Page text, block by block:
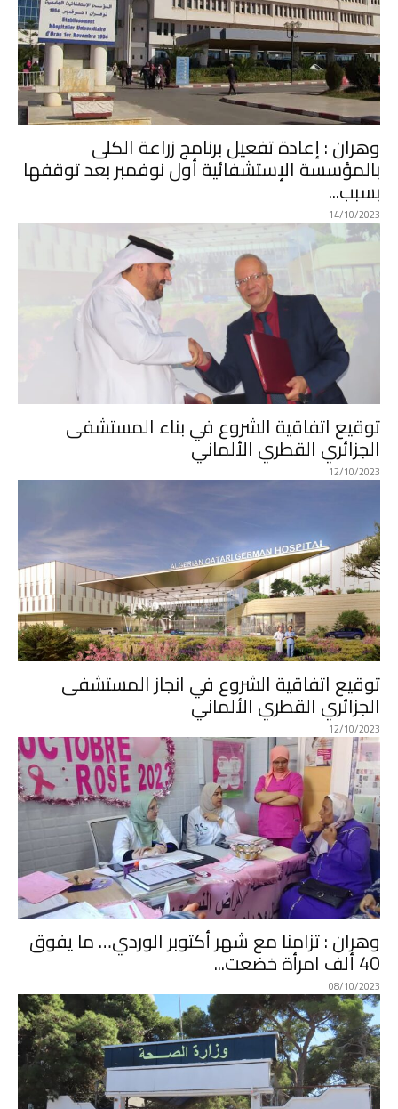
وهران : إعادة تفعيل برنامج زراعة الكلى
بالمؤسسة الإستشفائية أول نوفمبر بعد توقفها
بسبب...
14/10/2023
توقيع اتفاقية الشروع في بناء المستشفى
الجزائري القطري الألماني
12/10/2023
توقيع اتفاقية الشروع في انجاز المستشفى
الجزائري القطري الألماني
12/10/2023
وهران : تزامنا مع شهر أكتوبر الوردي… ما يفوق
40 ألف امرأة خضعت...
08/10/2023